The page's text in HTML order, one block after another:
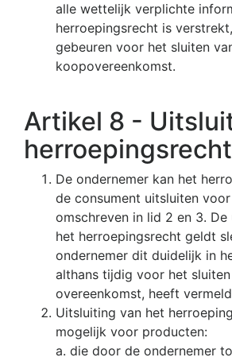
alle wettelijk verplichte
herroepingsrecht is
gebeuren voor het sluiten
koopovereenkomst.
Artikel 8 -
herroepingsrecht
De ondernemer kan het
de consument uitsluiten
omschreven in lid 2 en 3.
het herroepingsrecht geldt
ondernemer dit duidelijk in
althans tijdig voor het
overeenkomst, heeft
Uitsluiting van het
mogelijk voor producten:
a. die door de ondernemer